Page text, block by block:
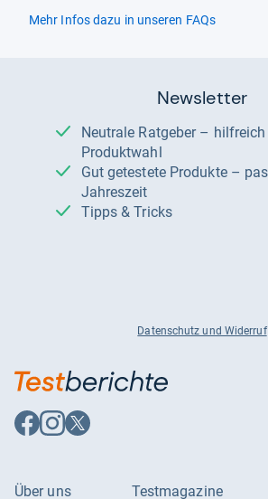
Mehr Infos dazu in unseren FAQs
Newsletter
Neutrale Ratgeber – hilfreich für Ihre
Produktwahl
Gut getestete Produkte – passend zur
Jahreszeit
Tipps & Tricks
Datenschutz und Widerruf
Auf
Facebook
Auf
Instagram
Auf
X
Über uns Testmagazine